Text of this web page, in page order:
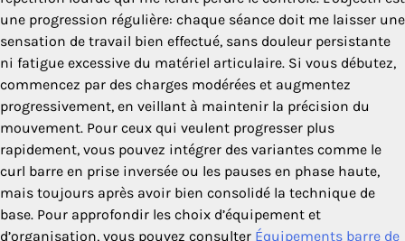
une progression régulière: chaque séance doit me laisser une
sensation de travail bien effectué, sans douleur persistante
ni fatigue excessive du matériel articulaire. Si vous débutez,
commencez par des charges modérées et augmentez
progressivement, en veillant à maintenir la précision du
mouvement. Pour ceux qui veulent progresser plus
rapidement, vous pouvez intégrer des variantes comme le
curl barre en prise inversée ou les pauses en phase haute,
mais toujours après avoir bien consolidé la technique de
base. Pour approfondir les choix d’équipement et
d’organisation, vous pouvez consulter Équipements barre de